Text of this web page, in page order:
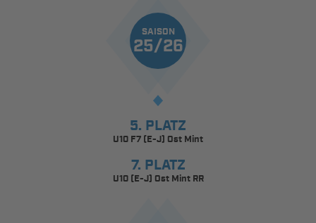
SAISON
25/26
5. PLATZ
U10 F7 (E-J) Ost Mint
7. PLATZ
U10 (E-J) Ost Mint RR